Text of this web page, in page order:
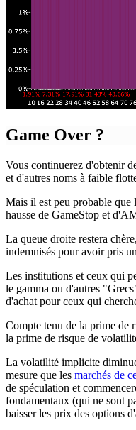
Game Over ?
Vous continuerez d'obtenir
et d'autres noms à faible
Mais il est peu probable que
hausse de GameStop et
La queue droite restera
indemnisés pour avoir pris
Les institutions et ceux qui
le gamma ou d'autres
d'achat pour ceux qui
Compte tenu de la prime de
la prime de risque de
La volatilité implicite
mesure que les marchés de
de spéculation et
fondamentaux (qui ne sont
baisser les prix des options